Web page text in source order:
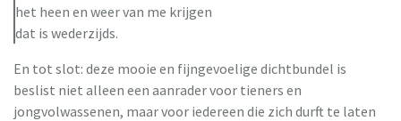
het heen en weer van me krijgen
dat is wederzijds.
En tot slot: deze mooie en fijngevoelige dichtbundel is
beslist niet alleen een aanrader voor tieners en
jongvolwassenen, maar voor iedereen die zich durft te laten